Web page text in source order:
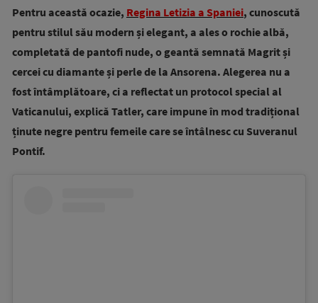
Pentru această ocazie, Regina Letizia a Spaniei, cunoscută
pentru stilul său modern și elegant, a ales o rochie albă,
completată de pantofi nude, o geantă semnată Magrit și
cercei cu diamante și perle de la Ansorena. Alegerea nu a
fost întâmplătoare, ci a reflectat un protocol special al
Vaticanului, explică Tatler, care impune în mod tradițional
ținute negre pentru femeile care se întâlnesc cu Suveranul
Pontif.